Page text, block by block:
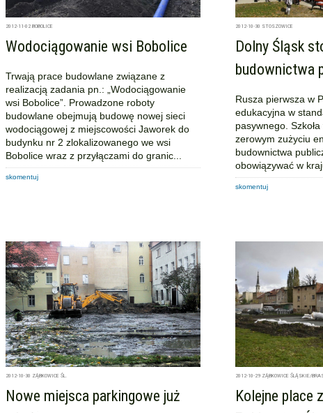
2012-11-02 BOBOLICE
Wodociągowanie wsi Bobolice
Trwają prace budowlane związane z
realizacją zadania pn.: „Wodociągowanie
wsi Bobolice”. Prowadzone roboty
budowlane obejmują budowę nowej sieci
wodociągowej z miejscowości Jaworek do
budynku nr 2 zlokalizowanego we wsi
Bobolice wraz z przyłączami do granic...
skomentuj
2012-10-30 STOSZOWICE
Dolny Śląsk
budownictwa
Rusza pierwsza w
edukacyjna w
pasywnego.
zerowym zużyciu
budownictwa
obowiązywać w
skomentuj
2012-10-30 ZĄBKOWICE ŚL.
Nowe miejsca parkingowe już
2012-10-29 ZĄBKOWICE ŚLĄSKIE/
Kolejne place